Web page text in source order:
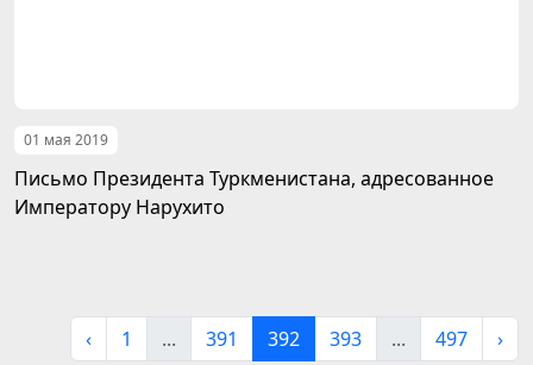
01 мая 2019
Письмо Президента Туркменистана, адресованное
Императору Нарухито
‹ 1 ... 391 392 393 ... 497 ›